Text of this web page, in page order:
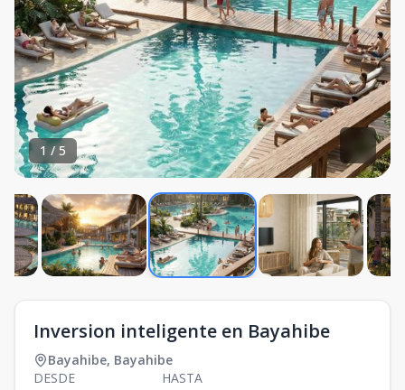
1 /5
Inversion inteligente en Bayahibe
Bayahibe, Bayahibe
DESDE
HASTA